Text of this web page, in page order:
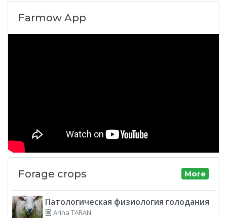
Farmow App
Forage crops More
Патологическая физиология голодания
Arina TARAN